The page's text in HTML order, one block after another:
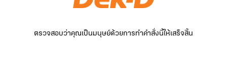
ตรวจสอบว่าคุณเป็นมนุษย์ด้วยการทำคำสั่งนี้ให้เสร็จสิ้น